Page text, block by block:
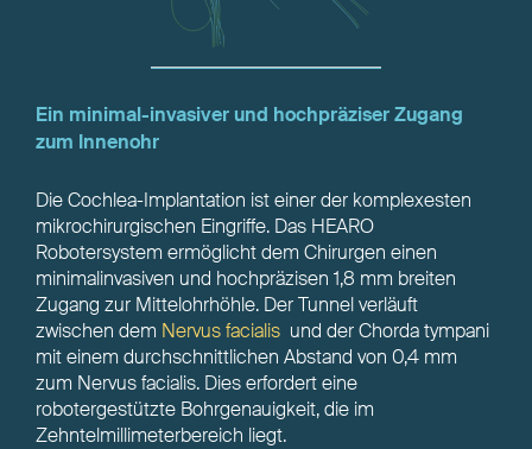
Ein minimal-invasiver und hochpräziser Zugang
zum Innenohr
Die Cochlea-Implantation ist einer der komplexesten
mikrochirurgischen Eingriffe. Das HEARO
Robotersystem ermöglicht dem Chirurgen einen
minimalinvasiven und hochpräzisen 1,8 mm breiten
Zugang zur Mittelohrhöhle. Der Tunnel verläuft
zwischen dem Nervus facialis und der Chorda tympani
mit einem durchschnittlichen Abstand von 0,4 mm
zum Nervus facialis. Dies erfordert eine
robotergestützte Bohrgenauigkeit, die im
Zehntelmillimeterbereich liegt.